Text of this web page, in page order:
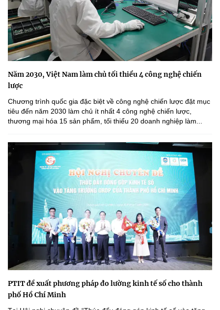
Năm 2030, Việt Nam làm chủ tối thiểu 4 công nghệ chiến
lược
Chương trình quốc gia đặc biệt về công nghệ chiến lược đặt mục
tiêu đến năm 2030 làm chủ ít nhất 4 công nghệ chiến lược,
thương mại hóa 15 sản phẩm, tối thiểu 20 doanh nghiệp làm...
PTIT đề xuất phương pháp đo lường kinh tế số cho thành
phố Hồ Chí Minh